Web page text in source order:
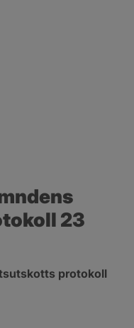
23
protokoll